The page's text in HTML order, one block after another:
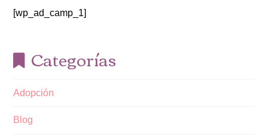
[wp_ad_camp_1]
Categorías
Adopción
Blog